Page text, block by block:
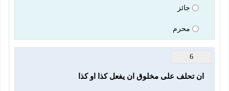
جائز
محرم
6
ان تحلف على مخلوق ان يفعل كذا او كذا